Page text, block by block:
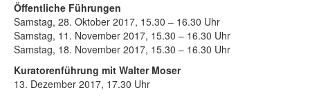
Öffentliche Führungen
Samstag, 28. Oktober 2017, 15.30 – 16.30 Uhr
Samstag, 11. November 2017, 15.30 – 16.30 Uhr
Samstag, 18. November 2017, 15.30 – 16.30 Uhr
Kuratorenführung mit Walter Moser
13. Dezember 2017, 17.30 Uhr